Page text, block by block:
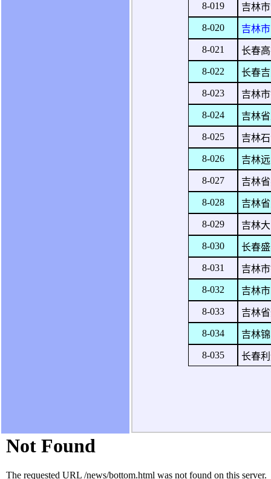
8-019
吉林
8-020
吉林
8-021
长春
8-022
长春
8-023
吉林
8-024
吉林
8-025
吉林
8-026
吉林
8-027
吉林
8-028
吉林
8-029
吉林
8-030
长春
8-031
吉林
8-032
吉林
8-033
吉林
8-034
吉林
8-035
长春